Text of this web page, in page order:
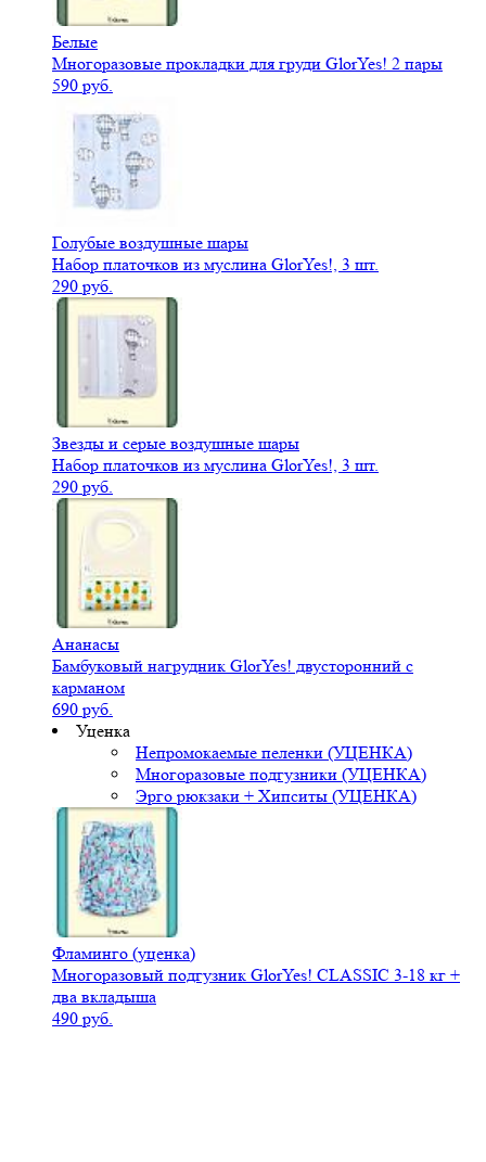
Белые
Многоразовые прокладки для груди GlorYes! 2 пары
590 руб.
Голубые воздушные шары
Набор платочков из муслина GlorYes!, 3 шт.
290 руб.
Звезды и серые воздушные шары
Набор платочков из муслина GlorYes!, 3 шт.
290 руб.
Ананасы
Бамбуковый нагрудник GlorYes! двусторонний с
карманом
690 руб.
Уценка
Непромокаемые пеленки (УЦЕНКА)
Многоразовые подгузники (УЦЕНКА)
Эрго рюкзаки + Хипситы (УЦЕНКА)
Фламинго (уценка)
Многоразовый подгузник GlorYes! CLASSIC 3-18 кг +
два вкладыша
490 руб.